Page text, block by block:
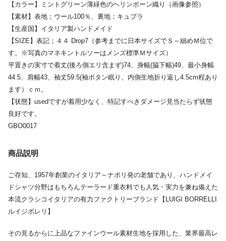
【カラー】ミントグリーン薄緑色のヘリンボーン織り（画像参照）
【素材】表地；ウール100％、裏地；キュプラ
【生産国】イタリア製ハンドメイド
【SIZE】表記；４４ Drop7（参考までに日本サイズでＳ～細めＭ位で
す。※写真のマネキントルソーはメンズ標準Ｍサイズ）
平置きの実寸で着丈(後ろ側エリ含まず)74、身幅(脇下幅)49、最小身幅
44.5、肩幅43、袖丈59.5(袖ボタン眠り、内側生地折り返し4.5cm程あり
ます）ｃｍ。
【状態】usedですが着用少なく、特記すべきダメージ見当たらず状態
良好です。
GBO0017
商品説明
ご存知、1957年創業のイタリア～ナポリ発の老舗であり、ハンドメイ
ドシャツ分野はもちろんテーラード重衣料でも人気・実力を兼ね備えた
本流クラシコイタリアの有力ファクトリーブランド【LUIGI BORRELLI
ルイジボレリ】
その見るからに上品なファインウール素材生地を採用した、業界最高レ